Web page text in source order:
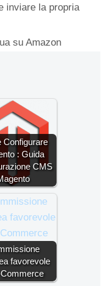
inviare la propria
su Amazon
Configurare
: Guida
CMS
favorevole
Commerce